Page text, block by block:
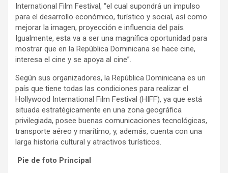
International Film Festival, “el cual supondrá un impulso
para el desarrollo económico, turístico y social, así como
mejorar la imagen, proyección e influencia del país.
Igualmente, esta va a ser una magnífica oportunidad para
mostrar que en la República Dominicana se hace cine,
interesa el cine y se apoya al cine”.
Según sus organizadores, la República Dominicana es un
país que tiene todas las condiciones para realizar el
Hollywood International Film Festival (HIFF), ya que está
situada estratégicamente en una zona geográfica
privilegiada, posee buenas comunicaciones tecnológicas,
transporte aéreo y marítimo, y, además, cuenta con una
larga historia cultural y atractivos turísticos.
Pie de foto Principal